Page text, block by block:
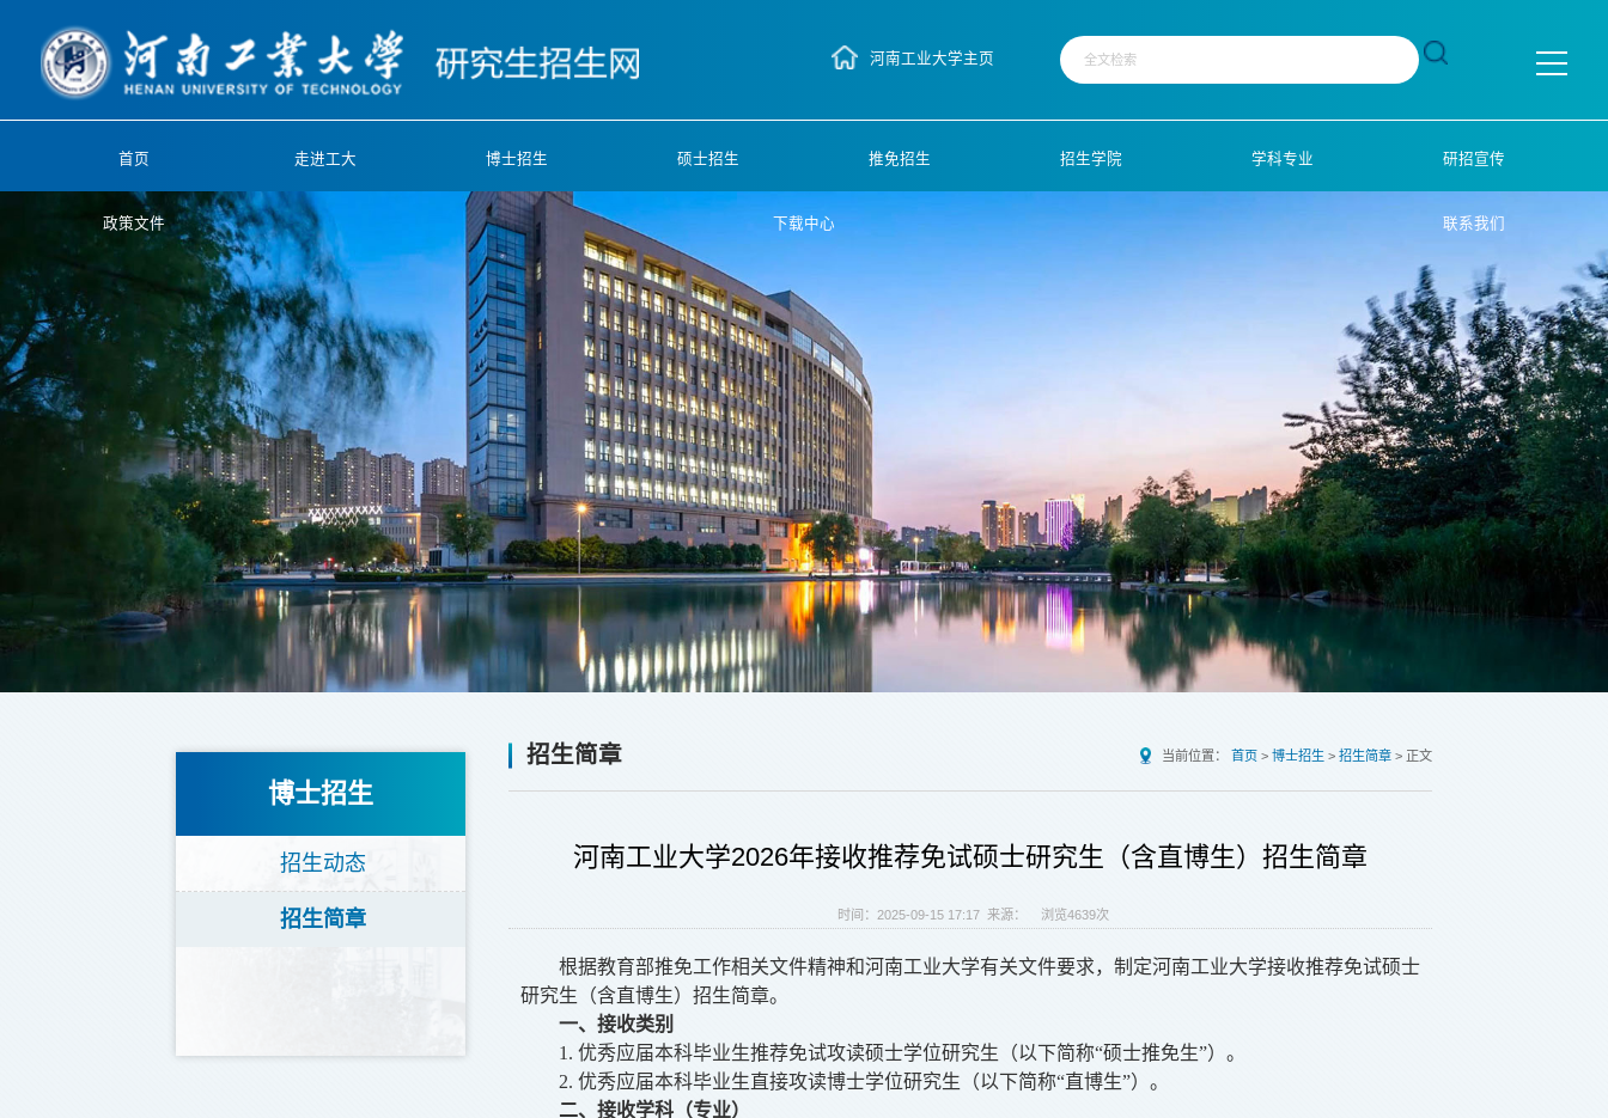
河南工业大学主页
首页 走进工大 博士招生 硕士招生 推免招生 招生学院 学科专业 研招宣传
政策文件 下载中心 联系我们
博士招生
招生动态
招生简章
招生简章 当前位置： 首页 > 博士招生 > 招生简章 >正文
河南工业大学2026年接收推荐免试硕士研究生（含直博生）招生简章
时间：2025-09-15 17:17 来源： 浏览4639次
根据教育部推免工作相关文件精神和河南工业大学有关文件要求，制定河南工业大学接收推荐免试硕士
研究生（含直博生）招生简章。
一、接收类别
1. 优秀应届本科毕业生推荐免试攻读硕士学位研究生（以下简称“硕士推免生”）。
2. 优秀应届本科毕业生直接攻读博士学位研究生（以下简称“直博生”）。
二、接收学科（专业）